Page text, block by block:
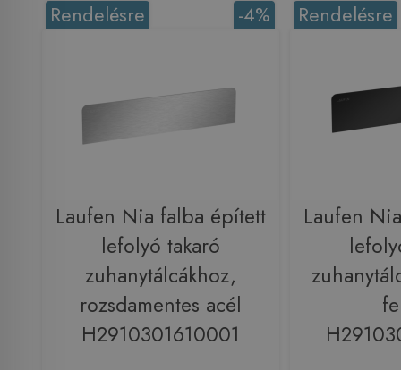
-4%
Rendelésre
Laufen Nia falba épített
lefolyó takaró
zuhanytálcákhoz,
rozsdamentes acél
H2910301610001
Rendelésre
Laufen